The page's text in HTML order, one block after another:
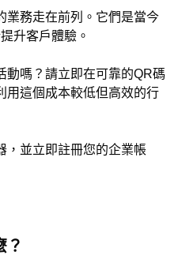
業務走在前列。它們是當今
升客戶體驗。
動嗎？請立即在可靠的QR碼
用這個成本較低但高效的行
，並立即註冊您的企業帳
？